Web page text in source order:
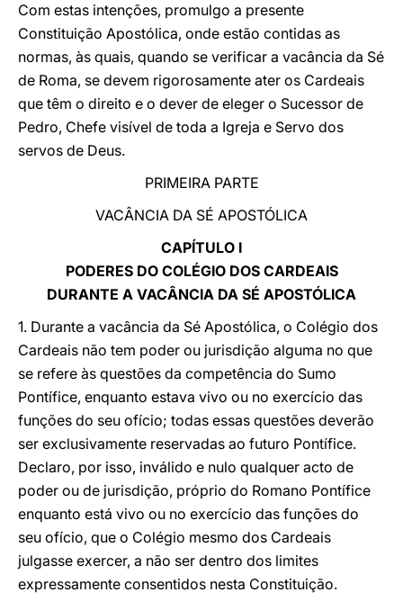
Com estas intenções, promulgo a presente
Constituição Apostólica, onde estão contidas as
normas, às quais, quando se verificar a vacância da Sé
de Roma, se devem rigorosamente ater os Cardeais
que têm o direito e o dever de eleger o Sucessor de
Pedro, Chefe visível de toda a Igreja e Servo dos
servos de Deus.
PRIMEIRA PARTE
VACÂNCIA DA SÉ APOSTÓLICA
CAPÍTULO I
PODERES DO COLÉGIO DOS CARDEAIS
DURANTE A VACÂNCIA DA SÉ APOSTÓLICA
1. Durante a vacância da Sé Apostólica, o Colégio dos
Cardeais não tem poder ou jurisdição alguma no que
se refere às questões da competência do Sumo
Pontífice, enquanto estava vivo ou no exercício das
funções do seu ofício; todas essas questões deverão
ser exclusivamente reservadas ao futuro Pontífice.
Declaro, por isso, inválido e nulo qualquer acto de
poder ou de jurisdição, próprio do Romano Pontífice
enquanto está vivo ou no exercício das funções do
seu ofício, que o Colégio mesmo dos Cardeais
julgasse exercer, a não ser dentro dos limites
expressamente consentidos nesta Constituição.